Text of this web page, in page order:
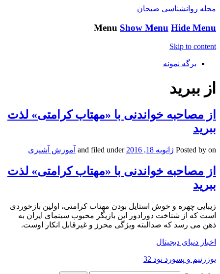
مجله روانشناسی صبحان
Menu Show Menu Hide Menu
Skip to content
برگه نمونه
از ببرید
از مصاحبه خواندنی با «مهتاب کرامتی» لذت
ببرید
Posted by on ژانویه 18, 2016 and filed under آموزش آشپزی
از مصاحبه خواندنی با «مهتاب کرامتی» لذت
ببرید
زیبایی چهره و خوش استایل بودن مهتاب کرامتی، اولین بازخوردی
است که از شناخت دورادور این بازیگر محبوب سینمای ایران به
ذهن می رسد که صدالبته ویژگی محرز و غیرقابل انکار اوست.
اخبار دنیای دیجیتال
یوزرنیم و پسورد نود 32